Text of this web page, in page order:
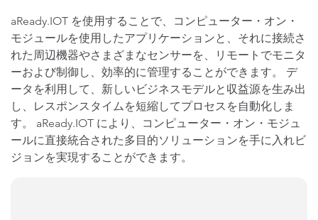
aReady.IOT を使用することで、コンピューター・オン・
モジュールを使用したアプリケーションと、それに接続さ
れた周辺機器やさまざまなセンサーを、リモートでモニタ
ーおよび制御し、効率的に管理することができます。 デ
ータを利用して、新しいビジネスモデルと収益源を生み出
し、レスポンスタイムを短縮してプロセスを自動化しま
す。 aReady.IOT により、コンピューター・オン・モジュ
ールに直接統合された多目的ソリューションを手に入れビ
ジョンを実現することができます。